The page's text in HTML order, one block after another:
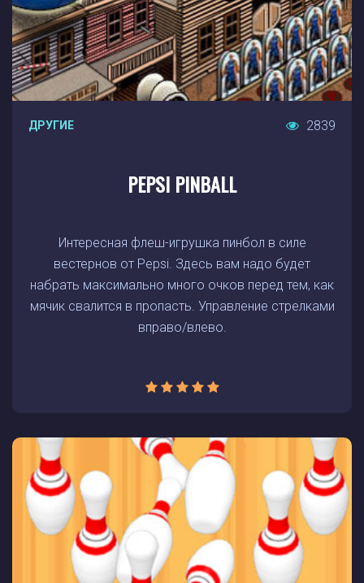
ДРУГИЕ 2839
PEPSI PINBALL
Интересная флеш-игрушка пинбол в силе
вестернов от Pepsi. Здесь вам надо будет
набрать максимально много очков перед тем, как
мячик свалится в пропасть. Управление стрелками
вправо/влево.